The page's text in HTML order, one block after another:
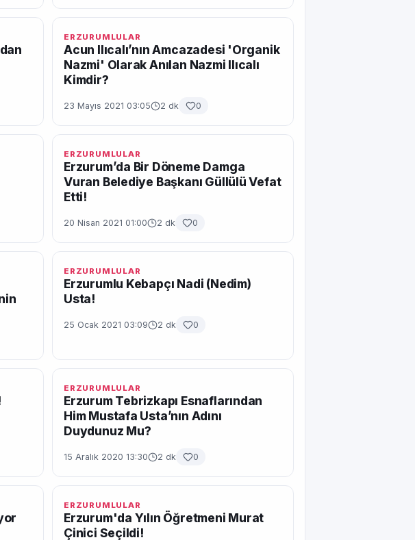
ERZURUMLULAR
Acun Ilıcalı’nın Amcazadesi 'Organik
Nazmi' Olarak Anılan Nazmi Ilıcalı
Kimdir?
23 Mayıs 2021 03:05 2 dk 0
ERZURUMLULAR
Erzurum’da Bir Döneme Damga
Vuran Belediye Başkanı Güllülü Vefat
Etti!
20 Nisan 2021 01:00 2 dk 0
ERZURUMLULAR
Erzurumlu Kebapçı Nadi (Nedim)
Usta!
25 Ocak 2021 03:09 2 dk 0
ERZURUMLULAR
Erzurum Tebrizkapı Esnaflarından
Him Mustafa Usta’nın Adını
Duydunuz Mu?
15 Aralık 2020 13:30 2 dk 0
ERZURUMLULAR
Erzurum'da Yılın Öğretmeni Murat
Çinici Seçildi!